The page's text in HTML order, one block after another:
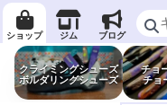
ショップ ジム ブログ
クライミングシューズ
ボルダリングシューズ
チョ
チョ